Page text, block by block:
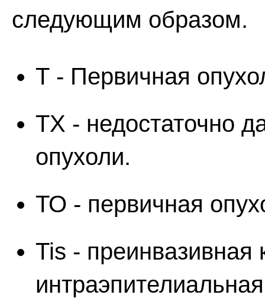
следующим образом.
Т - Первичная
ТХ - недостаточно
опухоли.
ТО - первичная
Tis - преинвазивная